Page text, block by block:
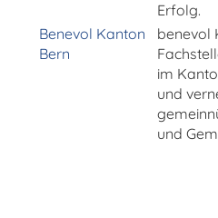
Erfolg.
Benevol Kanton
Bern
benevol
im
und
und